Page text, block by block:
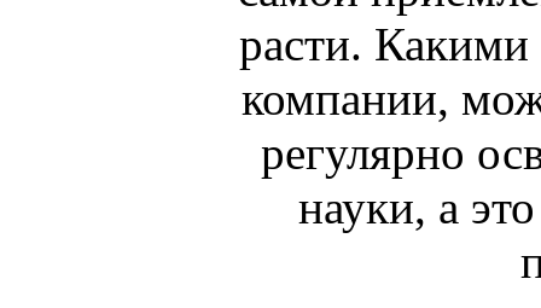
расти. Какими
компании,
регулярно
науки, а